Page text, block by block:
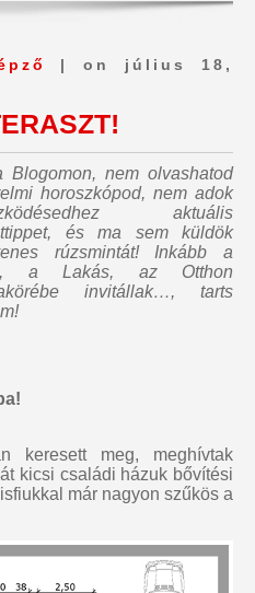
| on július 18,
Blogomon, nem olvashatod
horoszkópod, nem adok
aktuális
és ma sem küldök
rúzsmintát! Inkább a
a Lakás, az Otthon
invitállak…, tarts
keresett meg, meghívtak
kicsi családi házuk bővítési
már nagyon szűkös a